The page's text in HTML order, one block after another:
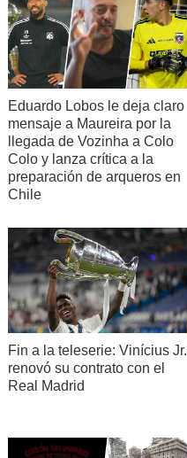
Eduardo Lobos le deja claro
mensaje a Maureira por la
llegada de Vozinha a Colo
Colo y lanza crítica a la
preparación de arqueros en
Chile
Fin a la teleserie: Vinícius Jr.
renovó su contrato con el
Real Madrid